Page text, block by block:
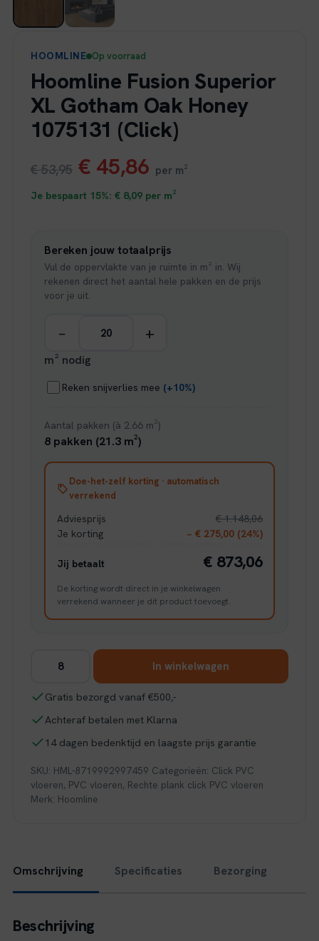
HOOMLINE Op voorraad
Hoomline Fusion Superior
XL Gotham Oak Honey
1075131 (Click)
€53,95 Oorspronkelijke
prijs
€ 53,95.
€ 45,86 Huidige
prijs
€ 45,86.
per m²
Je bespaart 15%: € 8,09 per m²
Bereken jouw totaalprijs
Vul de oppervlakte van je ruimte in m² in. Wij
rekenen direct het aantal hele pakken en de prijs
voor je uit.
− +
m² nodig
Reken snijverlies mee (+10%)
Aantal pakken (à 2.66 m²)
8 pakken (21.3 m²)
Doe-het-zelf korting · automatisch
verrekend
Adviesprijs
€ 1.148,06
Je korting
− € 275,00 (24%)
Jij betaalt € 873,06
De korting wordt direct in je winkelwagen
verrekend wanneer je dit product toevoegt.
Fusion
Superior
Gotham
Oak
1075131
(Click)
In winkelwagen
Gratis bezorgd vanaf €500,-
Achteraf betalen met Klarna
14 dagen bedenktijd en laagste prijs garantie
SKU: HML-8719992997459 Categorieën: Click PVC
vloeren, PVC vloeren, Rechte plank click PVC vloeren
Merk: Hoomline
Omschrijving Specificaties Bezorging
Beschrijving